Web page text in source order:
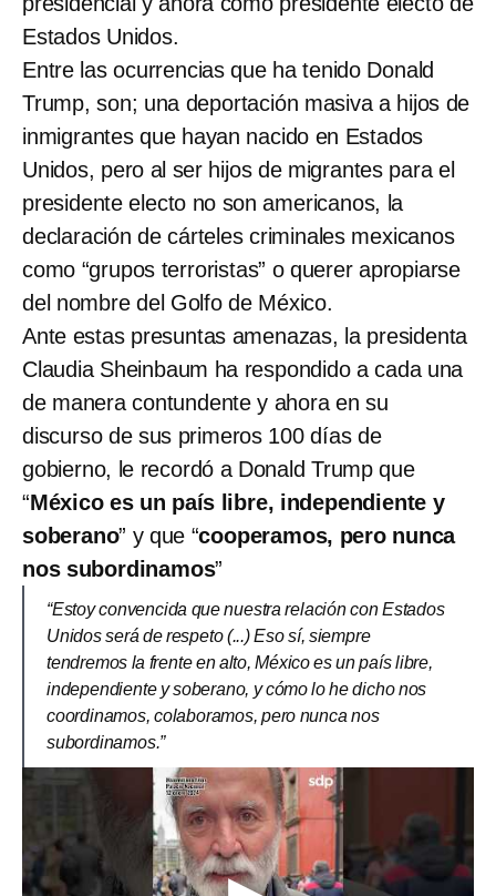
Estados Unidos.
Entre las ocurrencias que ha tenido Donald
Trump, son; una deportación masiva a hijos de
inmigrantes que hayan nacido en Estados
Unidos, pero al ser hijos de migrantes para el
presidente electo no son americanos, la
declaración de cárteles criminales mexicanos
como “grupos terroristas” o querer apropiarse
del nombre del Golfo de México.
Ante estas presuntas amenazas, la presidenta
Claudia Sheinbaum ha respondido a cada una
de manera contundente y ahora en su
discurso de sus primeros 100 días de
gobierno, le recordó a Donald Trump que
“México es un país libre, independiente y
soberano” y que “cooperamos, pero nunca
nos subordinamos”
“Estoy convencida que nuestra relación con Estados
Unidos será de respeto (...) Eso sí, siempre
tendremos la frente en alto, México es un país libre,
independiente y soberano, y cómo lo he dicho nos
coordinamos, colaboramos, pero nunca nos
subordinamos.”